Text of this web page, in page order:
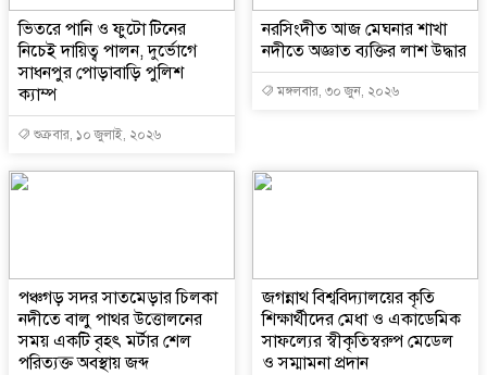
ভিতরে পানি ও ফুটো টিনের
নিচেই দায়িত্ব পালন, দুর্ভোগে
সাধনপুর পোড়াবাড়ি পুলিশ
ক্যাম্প
শুক্রবার, ১০ জুলাই, ২০২৬
নরসিংদীত আজ মেঘনার শাখা
নদীতে অজ্ঞাত ব্যক্তির লাশ উদ্ধার
মঙ্গলবার, ৩০ জুন, ২০২৬
পঞ্চগড় সদর সাতমেড়ার চিলকা
নদীতে বালু পাথর উত্তোলনের
সময় একটি বৃহৎ মর্টার শেল
পরিত্যক্ত অবস্থায় জব্দ
জগন্নাথ বিশ্ববিদ্যালয়ের কৃতি
শিক্ষার্থীদের মেধা ও একাডেমিক
সাফল্যের স্বীকৃতিস্বরুপ মেডেল
ও সম্মামনা প্রদান